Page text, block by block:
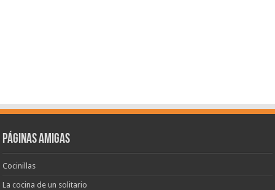
Páginas amigas
Cocinillas
La cocina de un solitario